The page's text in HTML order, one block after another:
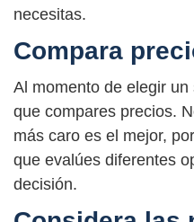
necesitas.
Compara
Al momento de elegir
que compares precios.
más caro es el mejor,
que evalúes diferentes
decisión.